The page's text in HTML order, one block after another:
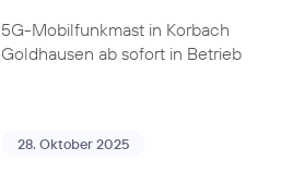
5G-Mobilfunkmast in Korbach
Goldhausen ab sofort in Betrieb
28. Oktober 2025